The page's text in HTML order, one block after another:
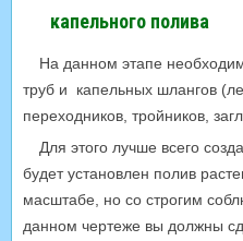
капельного полива
На данном этапе
труб и капельных шлангов
переходников, тройников,
Для этого лучше всего
будет установлен полив
масштабе, но со строгим
данном чертеже вы должны